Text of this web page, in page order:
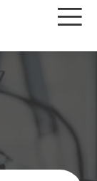
目